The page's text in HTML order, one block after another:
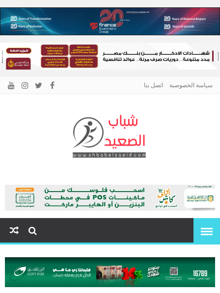
سياسة الخصوصية اتصل بنا
شباب الصعيد